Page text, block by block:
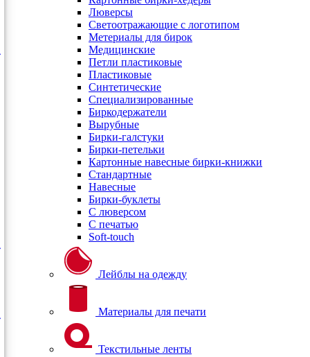
Люверсы
Светоотражающие с логотипом
Метериалы для бирок
Медицинские
Петли пластиковые
Пластиковые
Синтетические
Специализированные
Биркодержатели
Вырубные
Бирки-галстуки
Бирки-петельки
Картонные навесные бирки-книжки
Стандартные
Навесные
Бирки-буклеты
С люверсом
С печатью
Soft-touch
Лейблы на одежду
Материалы для печати
Текстильные ленты